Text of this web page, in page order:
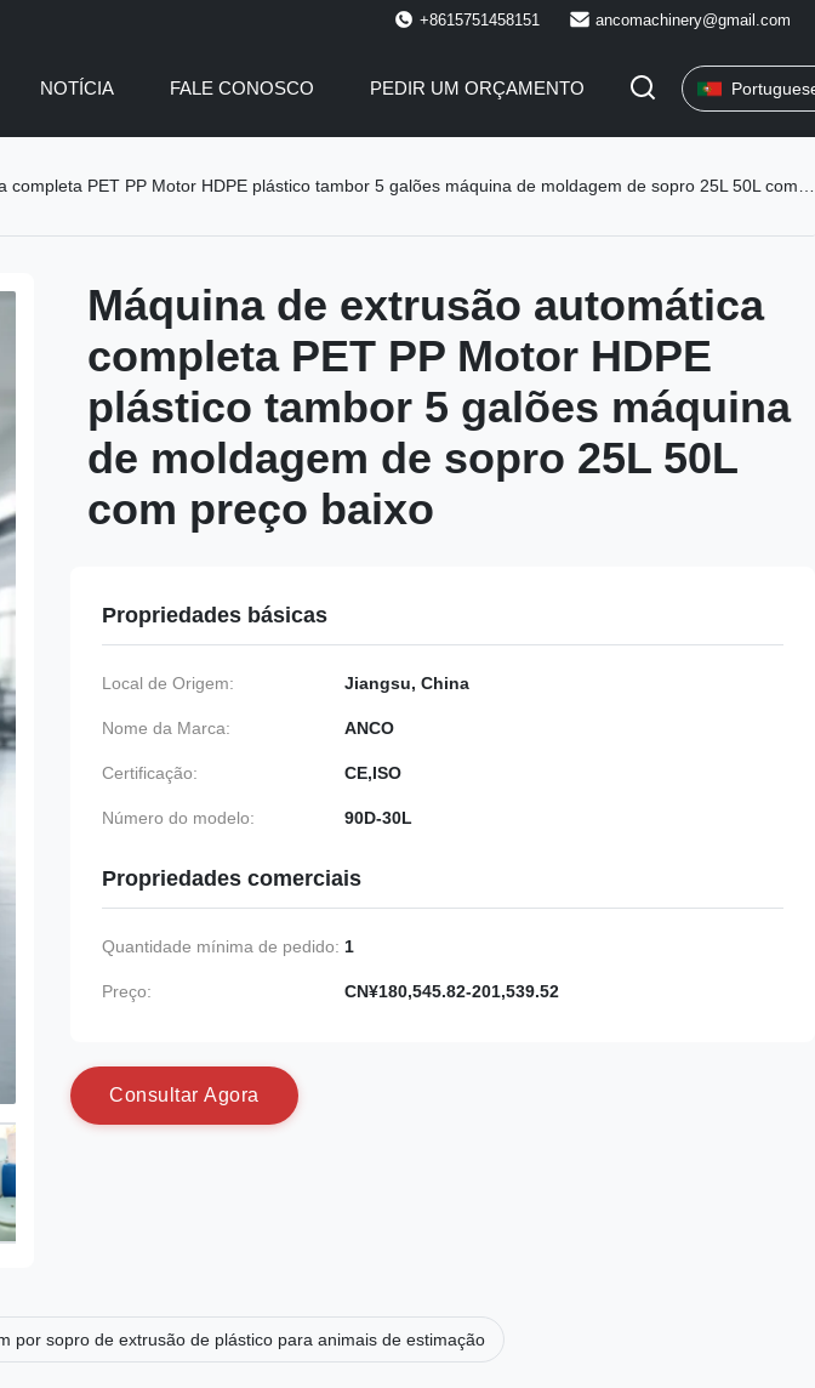
+8615751458151 ancomachinery@gmail.com
NOTÍCIA FALE CONOSCO PEDIR UM ORÇAMENTO
PET PP Motor HDPE plástico tambor 5 galões máquina de moldagem de sopro 25L 50L com preço baixo
Máquina de extrusão automática
completa PET PP Motor HDPE
plástico tambor 5 galões máquina
de moldagem de sopro 25L 50L
com preço baixo
Propriedades básicas
Local de Origem: Jiangsu, China
Nome da Marca: ANCO
Certificação: CE,ISO
Número do modelo: 90D-30L
Propriedades comerciais
Quantidade mínima de pedido: 1
Preço: CN¥180,545.82-201,539.52
Consu tar Agora
por sopro de extrusão de plástico para animais de estimação